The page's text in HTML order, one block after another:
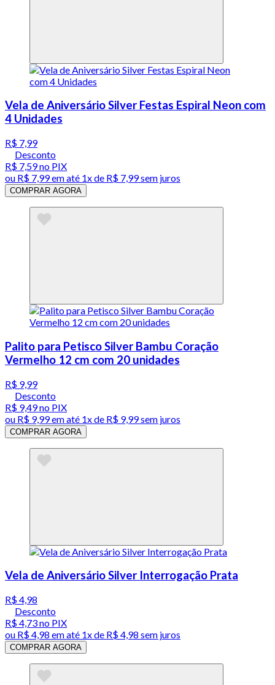
Vela de Aniversário Silver Festas Espiral Neon com
4 Unidades
R$ 7,99
Desconto
R$ 7,59no PIX
ou R$ 7,99em até 1x de R$ 7,99sem juros
COMPRAR AGORA
Palito para Petisco Silver Bambu Coração
Vermelho 12 cm com 20 unidades
R$ 9,99
Desconto
R$ 9,49no PIX
ou R$ 9,99em até 1x de R$ 9,99sem juros
COMPRAR AGORA
Vela de Aniversário Silver Interrogação Prata
R$ 4,98
Desconto
R$ 4,73no PIX
ou R$ 4,98 em até 1x de R$ 4,98 sem juros
COMPRAR AGORA